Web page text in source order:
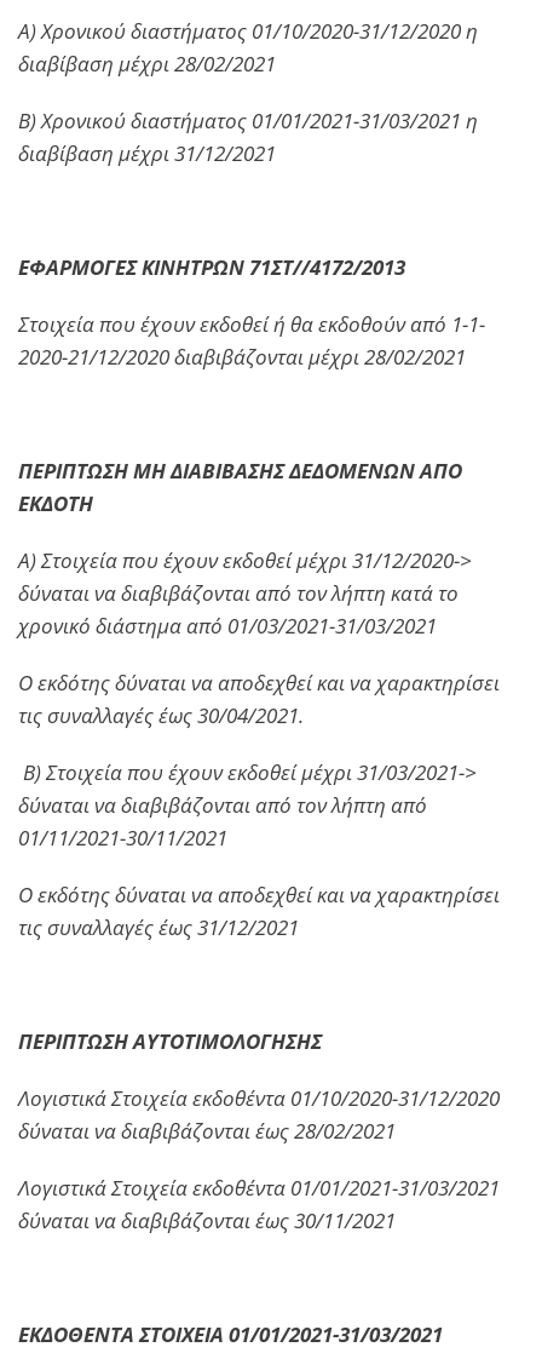
Α) Χρονικού διαστήματος 01/10/2020-31/12/2020 η
διαβίβαση μέχρι 28/02/2021
Β) Χρονικού διαστήματος 01/01/2021-31/03/2021 η
διαβίβαση μέχρι 31/12/2021
ΕΦΑΡΜΟΓΕΣ ΚΙΝΗΤΡΩΝ 71ΣΤ//4172/2013
Στοιχεία που έχουν εκδοθεί ή θα εκδοθούν από 1-1-
2020-21/12/2020 διαβιβάζονται μέχρι 28/02/2021
ΠΕΡΙΠΤΩΣΗ ΜΗ ΔΙΑΒΙΒΑΣΗΣ ΔΕΔΟΜΕΝΩΝ ΑΠΟ
ΕΚΔΟΤΗ
Α) Στοιχεία που έχουν εκδοθεί μέχρι 31/12/2020->
δύναται να διαβιβάζονται από τον λήπτη κατά το
χρονικό διάστημα από 01/03/2021-31/03/2021
Ο εκδότης δύναται να αποδεχθεί και να χαρακτηρίσει
τις συναλλαγές έως 30/04/2021.
Β) Στοιχεία που έχουν εκδοθεί μέχρι 31/03/2021->
δύναται να διαβιβάζονται από τον λήπτη από
01/11/2021-30/11/2021
Ο εκδότης δύναται να αποδεχθεί και να χαρακτηρίσει
τις συναλλαγές έως 31/12/2021
ΠΕΡΙΠΤΩΣΗ ΑΥΤΟΤΙΜΟΛΟΓΗΣΗΣ
Λογιστικά Στοιχεία εκδοθέντα 01/10/2020-31/12/2020
δύναται να διαβιβάζονται έως 28/02/2021
Λογιστικά Στοιχεία εκδοθέντα 01/01/2021-31/03/2021
δύναται να διαβιβάζονται έως 30/11/2021
ΕΚΔΟΘΕΝΤΑ ΣΤΟΙΧΕΙΑ 01/01/2021-31/03/2021